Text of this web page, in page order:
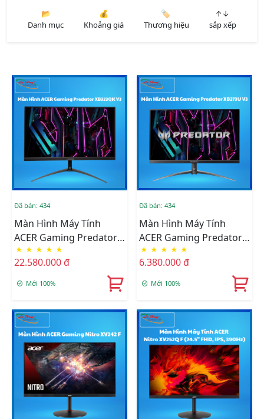
📂
Danh mục
💰
Khoảng giá
🏷️
Thương hiệu
↑↓
sắp xếp
Đã bán: 434
Màn Hình Máy Tính
ACER Gaming Predator
XB323QK V3 (31.5 Inch/
IPS/ 4k UHD/ 160Hz/
0.5ms/ HDMI/ DP)
★ ★ ★ ★ ★
22.580.000 đ
Mới 100%
Đã bán: 434
Màn Hình Máy Tính
ACER Gaming Predator
XB273U V3 (27 Inch/ IPS/
QHD/ 180Hz/ 0.5ms/
HDMI/ DP)
★ ★ ★ ★ ★
6.380.000 đ
Mới 100%